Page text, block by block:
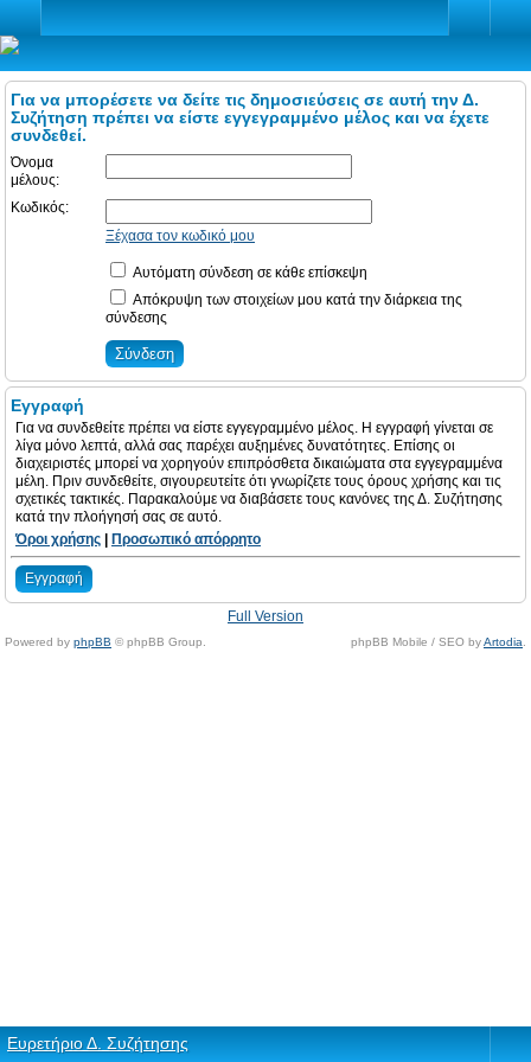
Για να μπορέσετε να δείτε τις δημοσιεύσεις σε αυτή την Δ.
Συζήτηση πρέπει να είστε εγγεγραμμένο μέλος και να έχετε
συνδεθεί.
Όνομα
μέλους:
Κωδικός:
Ξέχασα τον κωδικό μου
Αυτόματη σύνδεση σε κάθε επίσκεψη
Απόκρυψη των στοιχείων μου κατά την διάρκεια της
σύνδεσης
Εγγραφή
Για να συνδεθείτε πρέπει να είστε εγγεγραμμένο μέλος. Η εγγραφή γίνεται σε
λίγα μόνο λεπτά, αλλά σας παρέχει αυξημένες δυνατότητες. Επίσης οι
διαχειριστές μπορεί να χορηγούν επιπρόσθετα δικαιώματα στα εγγεγραμμένα
μέλη. Πριν συνδεθείτε, σιγουρευτείτε ότι γνωρίζετε τους όρους χρήσης και τις
σχετικές τακτικές. Παρακαλούμε να διαβάσετε τους κανόνες της Δ. Συζήτησης
κατά την πλοήγησή σας σε αυτό.
Όροι χρήσης
Προσωπικό απόρρητο
Εγγραφή
Full Version
Powered by phpBB © phpBB Group. phpBB Mobile / SEO byArtodia
Ευρετήριο Δ. Συζήτησης